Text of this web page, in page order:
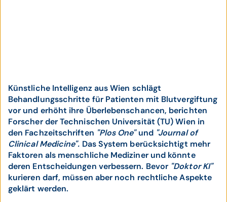
Künstliche Intelligenz aus Wien schlägt
Behandlungsschritte für Patienten mit Blutvergiftung
vor und erhöht ihre Überlebenschancen, berichten
Forscher der Technischen Universität (TU) Wien in
den Fachzeitschriften "Plos One"und "Journal of
Clinical Medicine". Das System berücksichtigt mehr
Faktoren als menschliche Mediziner und könnte
deren Entscheidungen verbessern. Bevor "Doktor KI"
kurieren darf, müssen aber noch rechtliche Aspekte
geklärt werden.